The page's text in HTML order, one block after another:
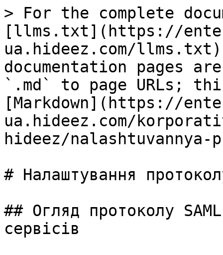
> For the complete
[llms.txt](https://
ua.hideez.com/
documentation pages
`.md` to page URLs;
[Markdown](https://
ua.hideez.com/
hideez/
# Налаштування
## Огляд протоколу
сервісів